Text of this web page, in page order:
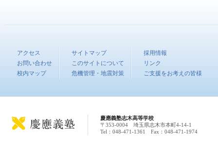
アクセス
お問い合わせ
校内マップ
サイトマップ
このサイトについて
危機管理・地震対策
採用情報
リンク
ご支援をお考えの皆様
慶應義塾志木高等学校
〒353-0004 埼玉県志木市本町4-14-1
Tel：048-471-1361 Fax：048-471-1974